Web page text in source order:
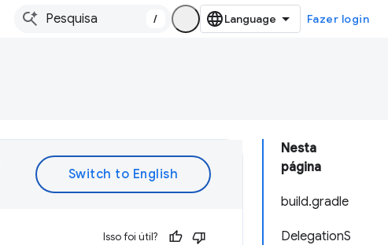
/ Fazer login
Nesta
página
build.gradle
DelegationS
Isso foi útil?